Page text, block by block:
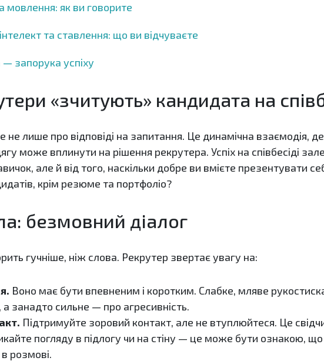
мовлення: як ви говорите
та ставлення: що ви відчуваєте
— запорука успіху
«зчитують» кандидата на
не лише про відповіді на запитання. Це динамічна взаємодія,
може вплинути на рішення рекрутера. Успіх на співбесіді
але й від того, наскільки добре ви вмієте презентувати
крім резюме та портфоліо?
безмовний діалог
гучніше, ніж слова. Рекрутер звертає увагу на:
Воно має бути впевненим і коротким. Слабке, мляве
а занадто сильне — про агресивність.
Підтримуйте зоровий контакт, але не втуплюйтеся. Це
погляду в підлогу чи на стіну — це може бути ознакою,
розмові.